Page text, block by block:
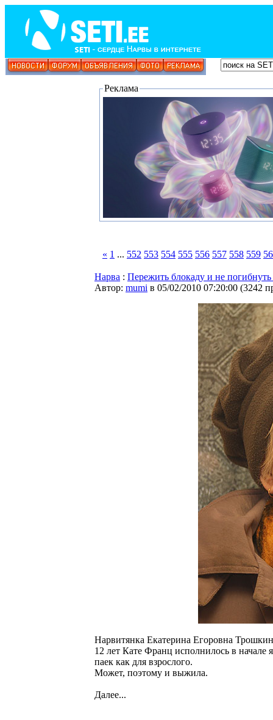
Реклама
« 1 ... 552 553 554 555 556 557 558 559
Нарва : Пережить блокаду и не
Автор: mumi в 05/02/2010 07:20:00 (3242
Нарвитянка Екатерина Егоровна
12 лет Кате Франц исполнилось в начале
паек как для взрослого.
Может, поэтому и выжила.
Далее...